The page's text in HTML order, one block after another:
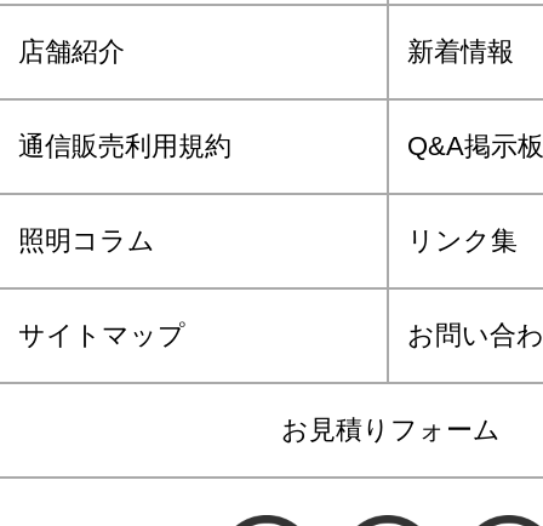
店舗紹介 新着情報
通信販売利用規約 Q&A掲示板
照明コラム リンク集
サイトマップ お問い合
お見積りフォーム